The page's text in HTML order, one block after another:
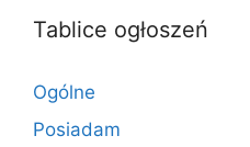
Tablice ogłoszeń
Ogólne
Posiadam